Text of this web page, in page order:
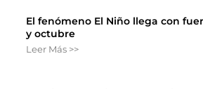
El fenómeno El Niño llega con
y octubre
Leer Más >>